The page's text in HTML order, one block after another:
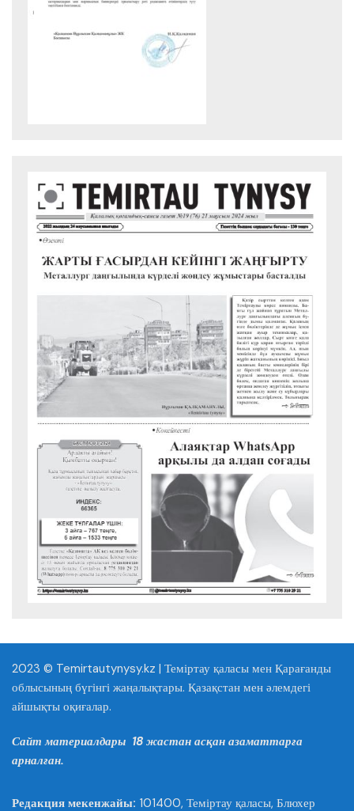
2023 © Temirtautynysy.kz | Теміртау қаласы мен Қарағанды
облысының бүгінгі жаңалықтары. Қазақстан мен әлемдегі
айшықты оқиғалар.
Сайт материалдары 18 жастан асқан азаматтарға
арналған.
Редакция мекенжайы: 101400, Теміртау қаласы, Блюхер